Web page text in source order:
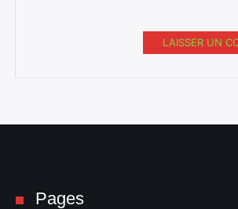
LAISSER UN
Pages